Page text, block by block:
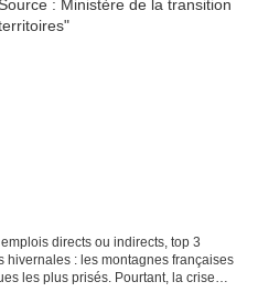
directs ou indirects, top 3
: les montagnes françaises
les plus prisés. Pourtant, la crise